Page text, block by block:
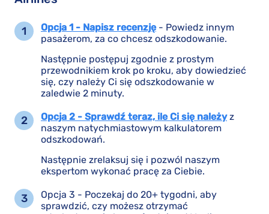
Opcja 1 - Napisz recenzję- Powiedz innym
pasażerom, za co chcesz odszkodowanie.
Następnie postępuj zgodnie z prostym
przewodnikiem krok po kroku, aby dowiedzieć
się, czy należy Ci się odszkodowanie w
zaledwie 2 minuty.
Opcja 2 - Sprawdź teraz, ile Ci się należyz
naszym natychmiastowym kalkulatorem
odszkodowań.
Następnie zrelaksuj się i pozwól naszym
ekspertom wykonać pracę za Ciebie.
Opcja 3 - Poczekaj do 20+ tygodni, aby
sprawdzić, czy możesz otrzymać